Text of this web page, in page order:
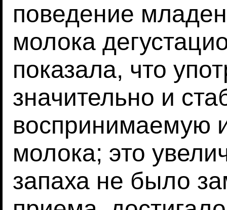
поведение
молока
показала, что
значительно и
воспринимаемую
молока; это
запаха не было